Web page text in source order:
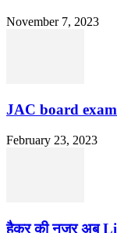
November 7, 2023
JAC board exam :
February 23, 2023
हैकर की नजर अब